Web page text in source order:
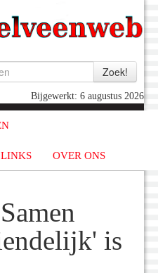
Bijgewerkt: 6 augustus 2026
LINKS OVER ONS
is